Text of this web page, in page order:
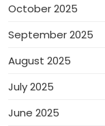
October 2025
September 2025
August 2025
July 2025
June 2025